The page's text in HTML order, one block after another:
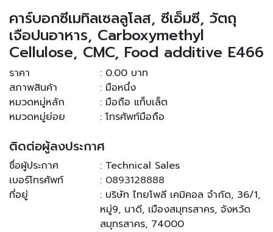
คาร์บอกซีเมทิลเซลลูโลส, ซีเอ็มซี, วัตถุ
เจือปนอาหาร, Carboxymethyl
Cellulose, CMC, Food additive E466
ราคา
: 0.00 บาท
สภาพสินค้า
: มือหนึ่ง
หมวดหมู่หลัก
: มือถือ แท็บเล็ต
หมวดหมู่ย่อย
: โทรศัพท์มือถือ
ติดต่อผู้ลงประกาศ
ชื่อผู้ประกาศ
: Technical Sales
เบอร์โทรศัพท์
: 0893128888
ที่อยู่
: บริษัท ไทยโพลี เคมิคอล จำกัด, 36/1,
หมู่9, นาดี, เมืองสมุทรสาคร, จังหวัด
สมุทรสาคร, 74000